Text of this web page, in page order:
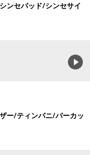
ンセパッド/シンセサイ
ー/ティンパニ/パーカッ